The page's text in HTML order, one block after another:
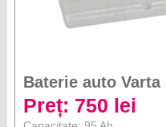
Baterie auto
Preț: 750 lei